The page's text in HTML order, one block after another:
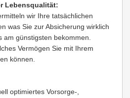
Lebensqualität:
wir Ihre tatsächlichen
was Sie zur Absicherung wirklich
am günstigsten bekommen.
Vermögen Sie mit Ihrem
können.
optimiertes Vorsorge-,